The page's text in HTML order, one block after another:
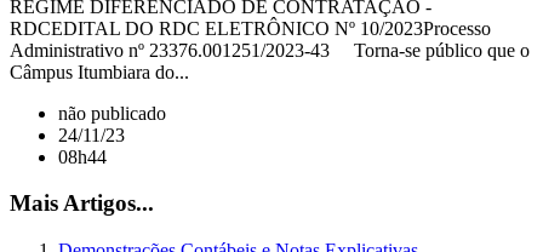
REGIME DIFERENCIADO DE CONTRATAÇÃO -
RDCEDITAL DO RDC ELETRÔNICO Nº 10/2023Processo
Administrativo nº 23376.001251/2023-43 Torna-se público que o
Câmpus Itumbiara do...
não publicado
24/11/23
08h44
Mais Artigos...